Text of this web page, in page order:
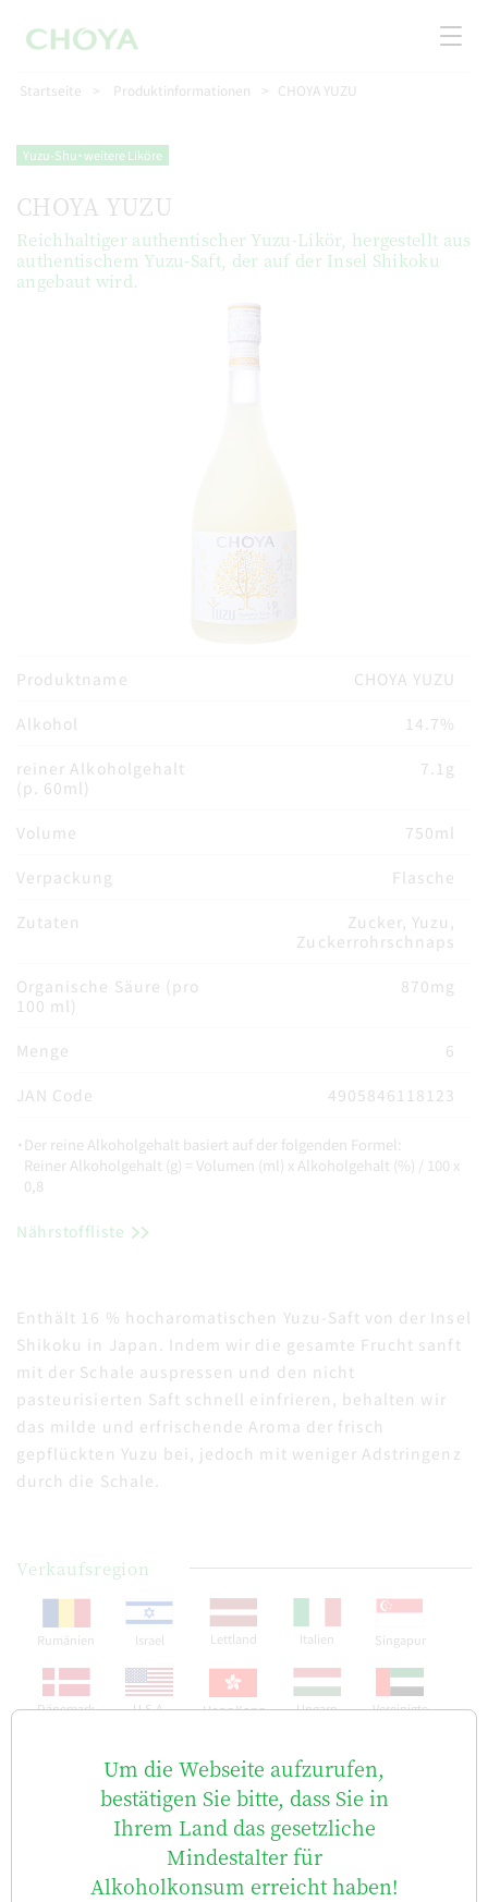
Startseite Produktinformationen CHOYA YUZU
Yuzu-Shu・weitere Liköre
CHOYA YUZU
Reichhaltiger authentischer Yuzu-Likör, hergestellt aus
authentischem Yuzu-Saft, der auf der Insel Shikoku
angebaut wird.
Produktname CHOYA YUZU
Alkohol 14.7%
reiner Alkoholgehalt
(p. 60ml)
7.1g
Volume 750ml
Verpackung Flasche
Zutaten
Zucker, Yuzu,
Zuckerrohrschnaps
Organische Säure (pro
100 ml)
870mg
Menge 6
JAN Code 4905846118123
・Der reine Alkoholgehalt basiert auf der folgenden Formel:
Reiner Alkoholgehalt (g) = Volumen (ml) x Alkoholgehalt (%) / 100 x
0,8
Nährstoffliste
Enthält 16 % hocharomatischen Yuzu-Saft von der Insel
Shikoku in Japan. Indem wir die gesamte Frucht sanft
mit der Schale auspressen und den nicht
pasteurisierten Saft schnell einfrieren, behalten wir
das milde und erfrischende Aroma der frisch
gepflückten Yuzu bei, jedoch mit weniger Adstringenz
durch die Schale.
Verkaufsregion
Rumänien Israel Lettland Italien Singapur
Dänemark U.S.A. Hong Kong Ungarn Vereinigte
Spanien Frankreich China Kroatien
Vietnam Vereinigtes
Königreich
Bhutan
Um die Webseite aufzurufen,
bestätigen Sie bitte, dass Sie in
Ihrem Land das gesetzliche
Mindestalter für
Alkoholkonsum erreicht haben!